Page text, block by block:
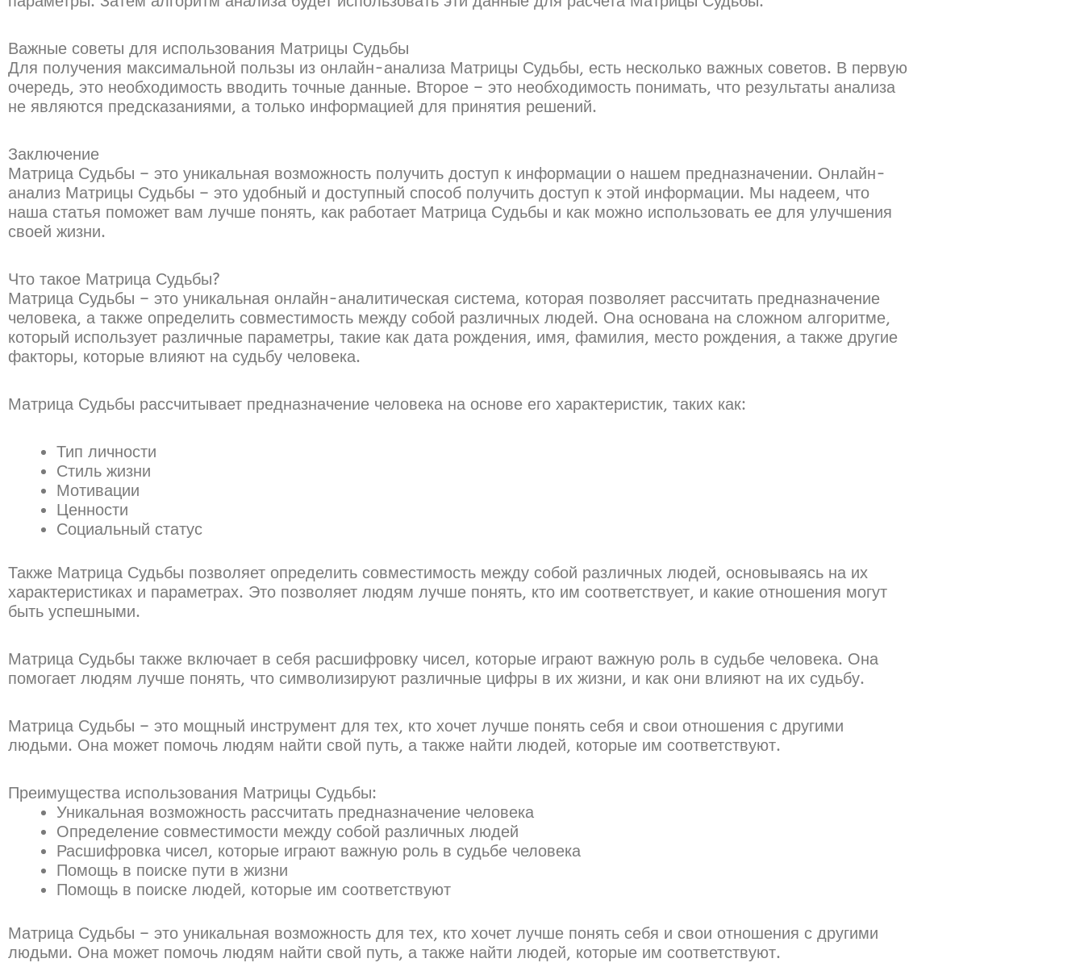
Важные советы для использования Матрицы Судьбы
Для получения максимальной пользы из онлайн-анализа Матрицы Судьбы, есть несколько важных советов. В первую
очередь, это необходимость вводить точные данные. Второе – это необходимость понимать, что результаты анализа
не являются предсказаниями, а только информацией для принятия решений.
Заключение
Матрица Судьбы – это уникальная возможность получить доступ к информации о нашем предназначении. Онлайн-
анализ Матрицы Судьбы – это удобный и доступный способ получить доступ к этой информации. Мы надеем, что
наша статья поможет вам лучше понять, как работает Матрица Судьбы и как можно использовать ее для улучшения
своей жизни.
Что такое Матрица Судьбы?
Матрица Судьбы – это уникальная онлайн-аналитическая система, которая позволяет рассчитать предназначение
человека, а также определить совместимость между собой различных людей. Она основана на сложном алгоритме,
который использует различные параметры, такие как дата рождения, имя, фамилия, место рождения, а также другие
факторы, которые влияют на судьбу человека.
Матрица Судьбы рассчитывает предназначение человека на основе его характеристик, таких как:
Тип личности
Стиль жизни
Мотивации
Ценности
Социальный статус
Также Матрица Судьбы позволяет определить совместимость между собой различных людей, основываясь на их
характеристиках и параметрах. Это позволяет людям лучше понять, кто им соответствует, и какие отношения могут
быть успешными.
Матрица Судьбы также включает в себя расшифровку чисел, которые играют важную роль в судьбе человека. Она
помогает людям лучше понять, что символизируют различные цифры в их жизни, и как они влияют на их судьбу.
Матрица Судьбы – это мощный инструмент для тех, кто хочет лучше понять себя и свои отношения с другими
людьми. Она может помочь людям найти свой путь, а также найти людей, которые им соответствуют.
Преимущества использования Матрицы Судьбы:
Уникальная возможность рассчитать предназначение человека
Определение совместимости между собой различных людей
Расшифровка чисел, которые играют важную роль в судьбе человека
Помощь в поиске пути в жизни
Помощь в поиске людей, которые им соответствуют
Матрица Судьбы – это уникальная возможность для тех, кто хочет лучше понять себя и свои отношения с другими
людьми. Она может помочь людям найти свой путь, а также найти людей, которые им соответствуют.